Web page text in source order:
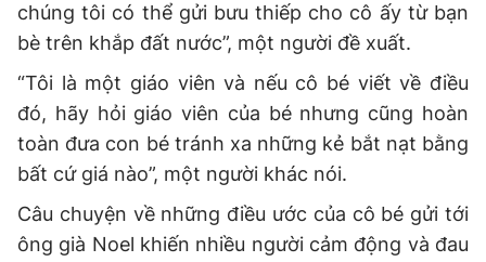
chúng tôi có thể gửi bưu thiếp cho cô ấy từ bạn
bè trên khắp đất nước”, một người đề xuất.
“Tôi là một giáo viên và nếu cô bé viết về điều
đó, hãy hỏi giáo viên của bé nhưng cũng hoàn
toàn đưa con bé tránh xa những kẻ bắt nạt bằng
bất cứ giá nào”, một người khác nói.
Câu chuyện về những điều ước của cô bé gửi tới
ông già Noel khiến nhiều người cảm động và đau